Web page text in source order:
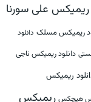
ریمیکس علی سورنا
ریمیکس مسلک دانلود
دانلود ریمیکس ناجی
ریمیکس
هیچکس ریمیکس